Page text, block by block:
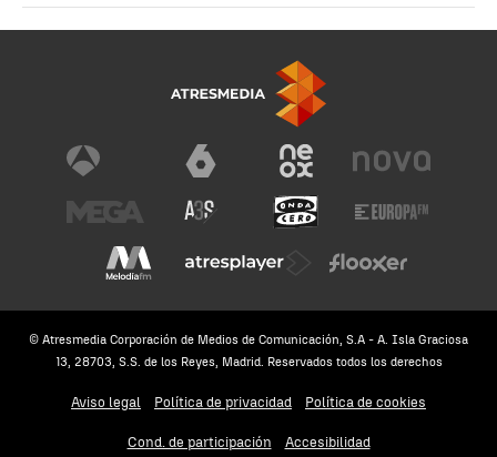
© Atresmedia Corporación de Medios de Comunicación, S.A - A. Isla Graciosa
13, 28703, S.S. de los Reyes, Madrid. Reservados todos los derechos
Aviso legal Política de privacidad Política de cookies
Cond. de participación Accesibilidad